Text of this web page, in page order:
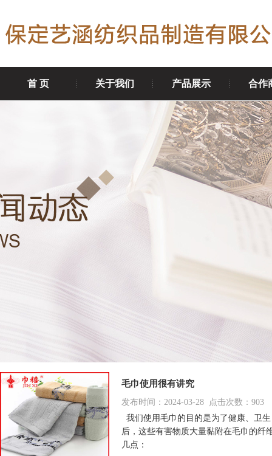
首 页 关于我们 产品展示 合作
毛巾使用很有讲究
发布时间：2024-03-28 点击次数：903
我们使用毛巾的目的是为了健康、卫
后，这些有害物质大量黏附在毛巾的纤
几点：